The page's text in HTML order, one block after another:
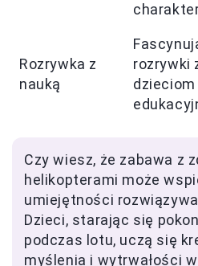
Rozrywka z
nauką
rozrywki
Czy wiesz, że zabawa z
helikopterami może
umiejętności
Dzieci, starając się
podczas lotu, uczą się
myślenia i wytrwałości